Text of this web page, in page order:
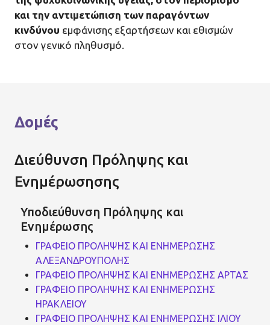
και την αντιμετώπιση των παραγόντων
κινδύνου εμφάνισης εξαρτήσεων και εθισμών
στον γενικό πληθυσμό.
Δομές
Διεύθυνση Πρόληψης και
Ενημέρωσησης
Υποδιεύθυνση Πρόληψης και
Ενημέρωσης
ΓΡΑΦΕΙΟ ΠΡΟΛΗΨΗΣ ΚΑΙ ΕΝΗΜΕΡΩΣΗΣ
ΑΛΕΞΑΝΔΡΟΥΠΟΛΗΣ
ΓΡΑΦΕΙΟ ΠΡΟΛΗΨΗΣ ΚΑΙ ΕΝΗΜΕΡΩΣΗΣ ΑΡΤΑΣ
ΓΡΑΦΕΙΟ ΠΡΟΛΗΨΗΣ ΚΑΙ ΕΝΗΜΕΡΩΣΗΣ
ΗΡΑΚΛΕΙΟΥ
ΓΡΑΦΕΙΟ ΠΡΟΛΗΨΗΣ ΚΑΙ ΕΝΗΜΕΡΩΣΗΣ ΙΛΙΟΥ